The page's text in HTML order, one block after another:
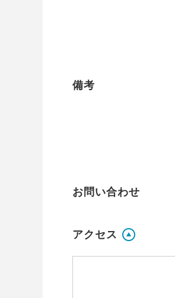
備考
お問い合わせ
アクセス